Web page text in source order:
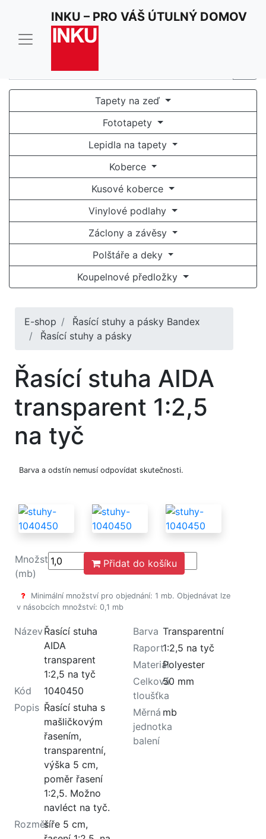
Pro optimální funkci našich stránek používáme cookies.
Užíváním stránek inku.cz souhlasíte s jejich
používáním.
Rozumím a souhlasím
INKU – PRO VÁŠ ÚTULNÝ DOMOV
Tapety na zeď
Fototapety
Lepidla na tapety
Koberce
Kusové koberce
Vinylové podlahy
Záclony a závěsy
Polštáře a deky
Koupelnové předložky
E-shop
Řasící stuhy a pásky Bandex
Řasící stuhy a pásky
Řasící stuha AIDA
transparent 1:2,5
na tyč
Barva a odstín nemusí odpovídat skutečnosti.
Množství
(mb)
Přidat do košíku
Minimální množství pro objednání: 1 mb. Objednávat lze
v násobcích množství: 0,1 mb
Název Řasící stuha
AIDA
transparent
1:2,5 na tyč
Kód
1040450
Popis Řasící stuha s
mašličkovým
řasením,
transparentní,
výška 5 cm,
poměr řasení
1:2,5. Možno
navléct na tyč.
Rozměršíře 5 cm,
Barva Transparentní
Raport1:2,5 na tyč
MateriálPolyester
Celková
tloušťka
50 mm
Měrná
jednotka
balení
mb